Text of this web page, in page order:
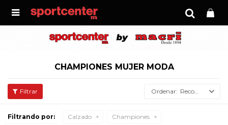

CHAMPIONES MUJER MODA
Recomendados
Filtrando por: Calzado
Championes